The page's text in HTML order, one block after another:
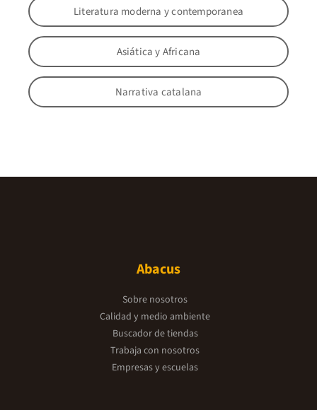
Literatura moderna y contemporanea
Asiática y Africana
Narrativa catalana
Abacus
Sobre nosotros
Calidad y medio ambiente
Buscador de tiendas
Trabaja con nosotros
Empresas y escuelas